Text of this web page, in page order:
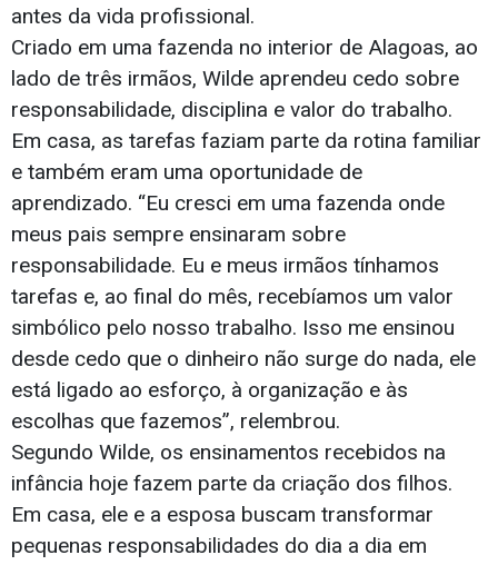
antes da vida profissional.
Criado em uma fazenda no interior de Alagoas, ao
lado de três irmãos, Wilde aprendeu cedo sobre
responsabilidade, disciplina e valor do trabalho.
Em casa, as tarefas faziam parte da rotina familiar
e também eram uma oportunidade de
aprendizado. “Eu cresci em uma fazenda onde
meus pais sempre ensinaram sobre
responsabilidade. Eu e meus irmãos tínhamos
tarefas e, ao final do mês, recebíamos um valor
simbólico pelo nosso trabalho. Isso me ensinou
desde cedo que o dinheiro não surge do nada, ele
está ligado ao esforço, à organização e às
escolhas que fazemos”, relembrou.
Segundo Wilde, os ensinamentos recebidos na
infância hoje fazem parte da criação dos filhos.
Em casa, ele e a esposa buscam transformar
pequenas responsabilidades do dia a dia em